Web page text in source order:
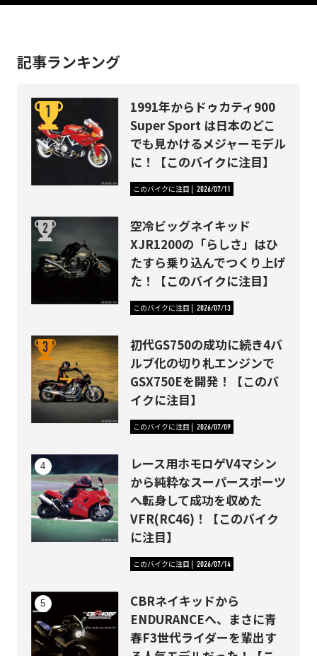
記事ランキング
1991年からドゥカティ900
Super Sport は日本のどこ
でも見かけるメジャーモデル
に！【このバイクに注目】
このバイクに注目 2026/07/11
空冷ビッグネイキッド
XJR1200の「らしさ」はひ
たすら乗り込んでつくり上げ
た！【このバイクに注目】
このバイクに注目 2026/07/13
初代GS750の成功に続き4バ
ルブ化の切り札エンジンで
GSX750Eを開発！【このバ
イクに注目】
このバイクに注目 2026/07/09
レース用ホモロゲV4マシン
から純粋なスーパースポーツ
へ転身して成功を収めた
VFR(RC46)！【このバイク
に注目】
このバイクに注目 2026/07/14
CBRネイキッドから
ENDURANCEへ、まさに青
春F3世代ライダーを輩出す